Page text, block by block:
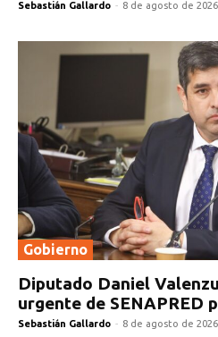
Sebastián Gallardo - 8 de agosto de 2026
Gobierno
Diputado Daniel
urgente de SENAPRED
Sebastián Gallardo - 8 de agosto de 2026